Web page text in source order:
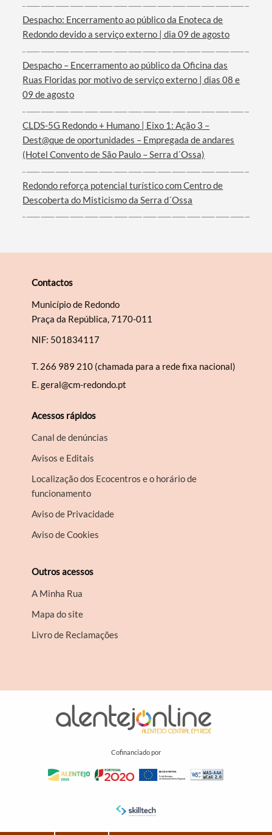
Termo de Pesquisa
Categorias gerais
Despacho: Encerramento ao público da Enoteca de
Redondo devido a serviço externo | dia 09 de agosto
Despacho – Encerramento ao público da Oficina das
Ruas Floridas por motivo de serviço externo | dias 08 e
09 de agosto
CLDS-5G Redondo + Humano | Eixo 1: Ação 3 –
Dest@que de oportunidades – Empregada de andares
(Hotel Convento de São Paulo – Serra d´Ossa)
Redondo reforça potencial turístico com Centro de
Descoberta do Misticismo da Serra d´Ossa
Contactos
Município de Redondo
Praça da República, 7170-011
NIF: 501834117
T. 266 989 210 (chamada para a rede fixa nacional)
E.geral@cm-redondo.pt
Acessos rápidos
Canal de denúncias
Avisos e Editais
Localização dos Ecocentros e o horário de
funcionamento
Aviso de Privacidade
Aviso de Cookies
Outros acessos
A Minha Rua
Mapa do site
Livro de Reclamações
Cofinanciado por